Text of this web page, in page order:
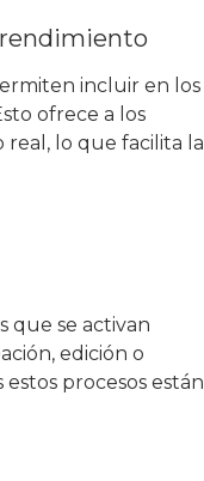
incluir en los
ofrece a los
lo que facilita la
que se activan
edición o
procesos están